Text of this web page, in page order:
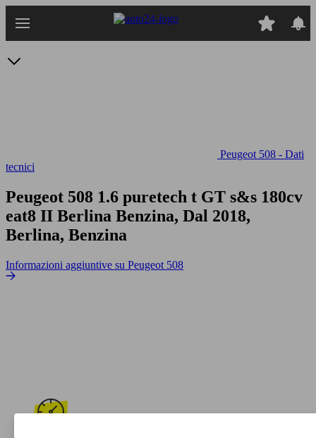
Peugeot 508 - Dati
tecnici
Peugeot 508 1.6 puretech t GT s&s 180cv
eat8 II Berlina Benzina, Dal 2018,
Berlina, Benzina
Informazioni aggiuntive su Peugeot 508